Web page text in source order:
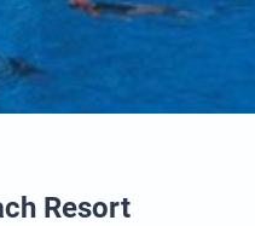
Resort